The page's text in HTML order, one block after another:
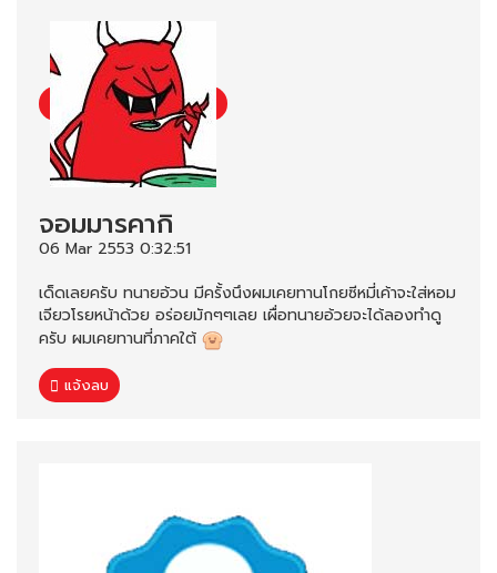
จอมมารคากิ
06 Mar 2553 0:32:51
เด็ดเลยครับ ทนายอ้วน มีครั้งนึงผมเคยทานโกยซีหมี่เค้าจะใส่หอม
เจียวโรยหน้าด้วย อร่อยมักๆๆเลย เผื่อทนายอ้วยจะได้ลองทำดู
ครับ ผมเคยทานที่ภาคใต้
แจ้งลบ